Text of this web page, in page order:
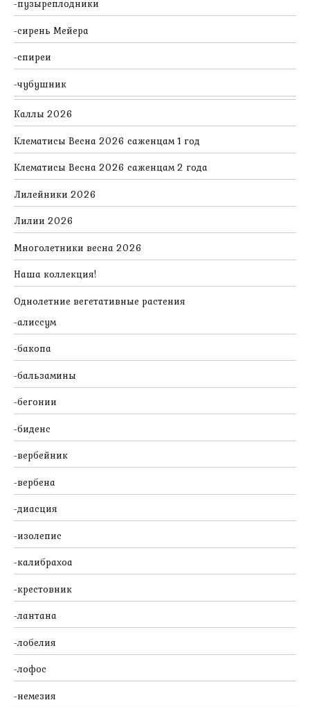
пузыреплодники
сирень Мейера
спиреи
чубушник
Каллы 2026
Клематисы Весна 2026 саженцам 1 год
Клематисы Весна 2026 саженцам 2 года
Лилейники 2026
Лилии 2026
Многолетники весна 2026
Наша коллекция!
Однолетние вегетативные растения
алиссум
бакопа
бальзамины
бегонии
биденс
вербейник
вербена
диасция
изолепис
калибрахоа
крестовник
лантана
лобелия
лофос
немезия